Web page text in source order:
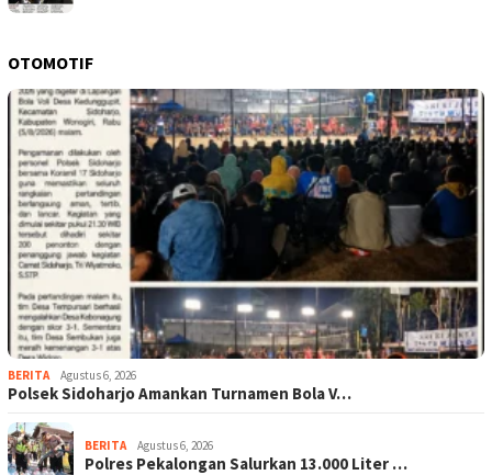
OTOMOTIF
BERITA Agustus 6, 2026
Polsek Sidoharjo Amankan Turnamen Bola V…
BERITA Agustus 6, 2026
Polres Pekalongan Salurkan 13.000 Liter …